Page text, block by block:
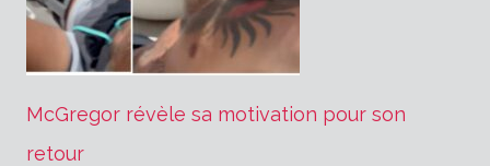
McGregor révèle sa motivation pour son
retour